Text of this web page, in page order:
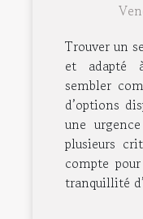
deux-
Trouver un
et adapté
sembler
d’options
une
plusieurs
compte
tranquillité